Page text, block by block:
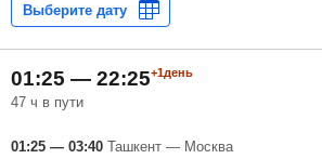
01:25 — 22:25+1день
47 ч в пути
01:25 — 03:40 Ташкент — Москва